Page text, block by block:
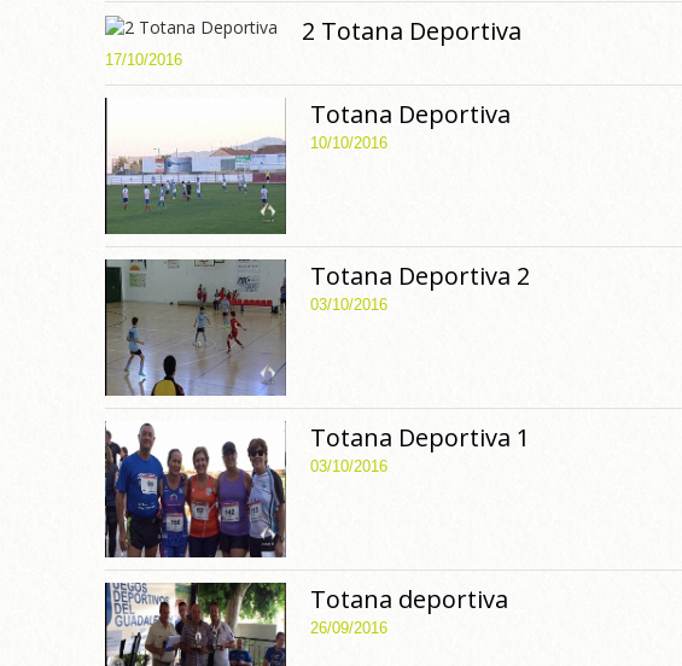
2 Totana Deportiva
17/10/2016
Totana Deportiva
10/10/2016
Totana Deportiva 2
03/10/2016
Totana Deportiva 1
03/10/2016
Totana deportiva
26/09/2016